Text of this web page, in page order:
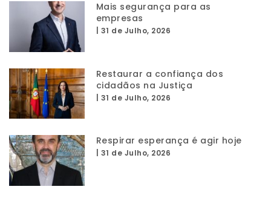
Mais segurança para as
empresas
31 de Julho, 2026
Restaurar a confiança dos
cidadãos na Justiça
31 de Julho, 2026
Respirar esperança é agir hoje
31 de Julho, 2026